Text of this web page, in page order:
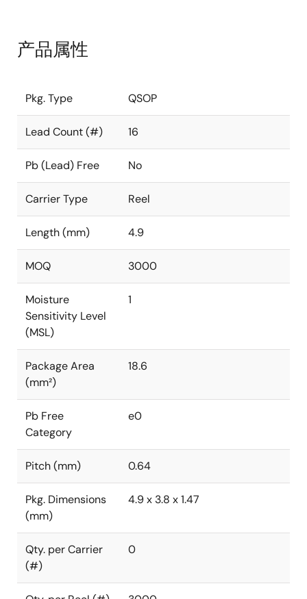
产品属性
Pkg. Type QSOP
Lead Count (#) 16
Pb (Lead) Free No
Carrier Type Reel
Length (mm) 4.9
MOQ 3000
Moisture
Sensitivity Level
(MSL)
1
Package Area
(mm²)
18.6
Pb Free
Category
e0
Pitch (mm) 0.64
Pkg. Dimensions
(mm)
4.9 x 3.8 x 1.47
Qty. per Carrier
(#)
0